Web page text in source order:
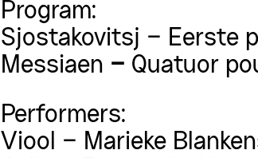
Program:
Sjostakovitsj – Eerste
Messiaen – Quatuor
Performers:
Viool – Marieke